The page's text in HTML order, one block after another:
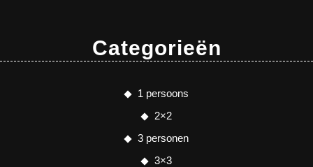
Categorieën
1 persoons
2×2
3 personen
3×3